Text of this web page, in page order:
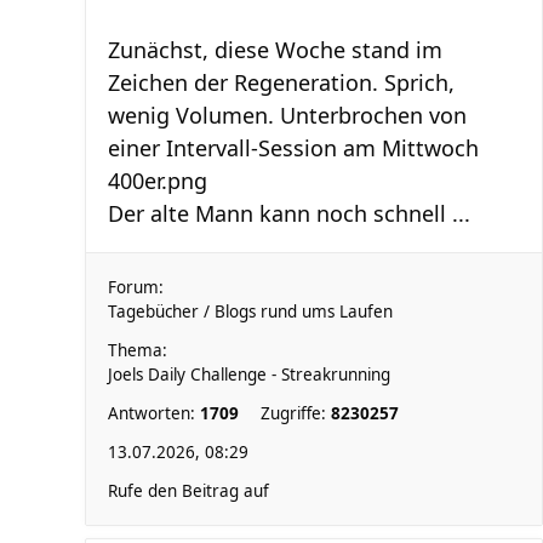
Zunächst, diese Woche stand im
Zeichen der Regeneration. Sprich,
wenig Volumen. Unterbrochen von
einer Intervall-Session am Mittwoch
400er.png
Der alte Mann kann noch schnell ...
Forum:
Tagebücher / Blogs rund ums Laufen
Thema:
Joels Daily Challenge - Streakrunning
Antworten: 1709 Zugriffe: 8230257
13.07.2026, 08:29
Rufe den Beitrag auf